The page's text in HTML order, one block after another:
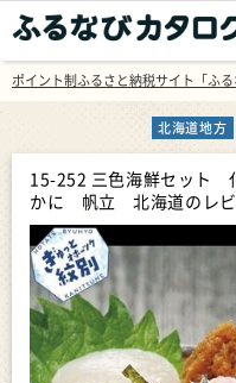
ポイント制ふるさと納税サイト「ふる
北海道地方
15-252 三色海鮮セッ
かに 帆立 北海道のレ